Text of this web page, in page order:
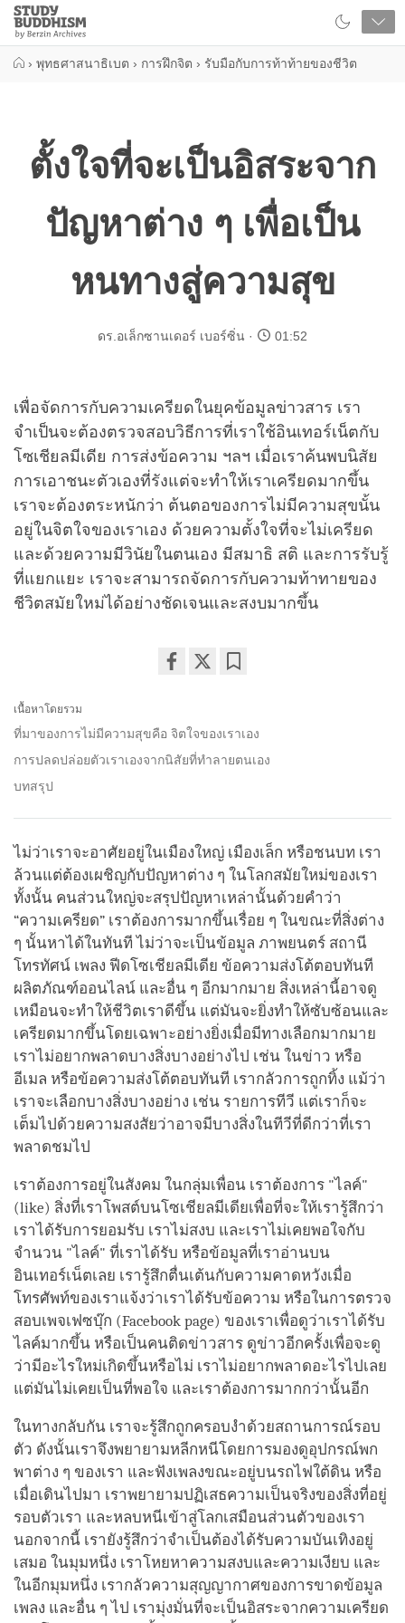
Close
Study
Buddhism
› พุทธศาสนาธิเบต › การฝึกจิต › รับมือกับการท้าท้ายของชีวิต
ตั้งใจที่จะเป็นอิสระจาก
ปัญหาต่าง ๆ เพื่อเป็น
หนทางสู่ความสุข
ดร.อเล็กซานเดอร์ เบอร์ซิ่น 01:52
เพื่อจัดการกับความเครียดในยุคข้อมูลข่าวสาร เรา
จำเป็นจะต้องตรวจสอบวิธีการที่เราใช้อินเทอร์เน็ตกับ
โซเชียลมีเดีย การส่งข้อความ ฯลฯ เมื่อเราค้นพบนิสัย
การเอาชนะตัวเองที่รังแต่จะทำให้เราเครียดมากขึ้น
เราจะต้องตระหนักว่า ต้นตอของการไม่มีความสุขนั้น
อยู่ในจิตใจของเราเอง ด้วยความตั้งใจที่จะไม่เครียด
และด้วยความมีวินัยในตนเอง มีสมาธิ สติ และการรับรู้
ที่แยกแยะ เราจะสามารถจัดการกับความท้าทายของ
ชีวิตสมัยใหม่ได้อย่างชัดเจนและสงบมากขึ้น
facebook
เนื้อหาโดยรวม
ที่มาของการไม่มีความสุขคือ จิตใจของเราเอง
การปลดปล่อยตัวเราเองจากนิสัยที่ทำลายตนเอง
บทสรุป
ไม่ว่าเราจะอาศัยอยู่ในเมืองใหญ่ เมืองเล็ก หรือชนบท เรา
ล้วนแต่ต้องเผชิญกับปัญหาต่าง ๆ ในโลกสมัยใหม่ของเรา
ทั้งนั้น คนส่วนใหญ่จะสรุปปัญหาเหล่านั้นด้วยคำว่า
“ความเครียด” เราต้องการมากขึ้นเรื่อย ๆ ในขณะที่สิ่งต่าง
ๆ นั้นหาได้ในทันที ไม่ว่าจะเป็นข้อมูล ภาพยนตร์ สถานี
โทรทัศน์ เพลง ฟีดโซเชียลมีเดีย ข้อความส่งโต้ตอบทันที
ผลิตภัณฑ์ออนไลน์ และอื่น ๆ อีกมากมาย สิ่งเหล่านี้อาจดู
เหมือนจะทำให้ชีวิตเราดีขึ้น แต่มันจะยิ่งทำให้ซับซ้อนและ
เครียดมากขึ้นโดยเฉพาะอย่างยิ่งเมื่อมีทางเลือกมากมาย
เราไม่อยากพลาดบางสิ่งบางอย่างไป เช่น ในข่าว หรือ
อีเมล หรือข้อความส่งโต้ตอบทันที เรากลัวการถูกทิ้ง แม้ว่า
เราจะเลือกบางสิ่งบางอย่าง เช่น รายการทีวี แต่เราก็จะ
เต็มไปด้วยความสงสัยว่าอาจมีบางสิ่งในทีวีที่ดีกว่าที่เรา
พลาดชมไป
เราต้องการอยู่ในสังคม ในกลุ่มเพื่อน เราต้องการ "ไลค์"
(like) สิ่งที่เราโพสต์บนโซเชียลมีเดียเพื่อที่จะให้เรารู้สึกว่า
เราได้รับการยอมรับ เราไม่สงบ และเราไม่เคยพอใจกับ
จำนวน "ไลค์" ที่เราได้รับ หรือข้อมูลที่เราอ่านบน
อินเทอร์เน็ตเลย เรารู้สึกตื่นเต้นกับความคาดหวังเมื่อ
โทรศัพท์ของเราแจ้งว่าเราได้รับข้อความ หรือในการตรวจ
สอบเพจเฟซบุ๊ก (Facebook page) ของเราเพื่อดูว่าเราได้รับ
ไลค์มากขึ้น หรือเป็นคนติดข่าวสาร ดูข่าวอีกครั้งเพื่อจะดู
ว่ามีอะไรใหม่เกิดขึ้นหรือไม่ เราไม่อยากพลาดอะไรไปเลย
แต่มันไม่เคยเป็นที่พอใจ และเราต้องการมากกว่านั้นอีก
ในทางกลับกัน เราจะรู้สึกถูกครอบงำด้วยสถานการณ์รอบ
ตัว ดังนั้นเราจึงพยายามหลีกหนีโดยการมองดูอุปกรณ์พก
พาต่าง ๆ ของเรา และฟังเพลงขณะอยู่บนรถไฟใต้ดิน หรือ
เมื่อเดินไปมา เราพยายามปฏิเสธความเป็นจริงของสิ่งที่อยู่
รอบตัวเรา และหลบหนีเข้าสู่โลกเสมือนส่วนตัวของเรา
นอกจากนี้ เรายังรู้สึกว่าจำเป็นต้องได้รับความบันเทิงอยู่
เสมอ ในมุมหนึ่ง เราโหยหาความสงบและความเงียบ และ
ในอีกมุมหนึ่ง เรากลัวความสุญญากาศของการขาดข้อมูล
เพลง และอื่น ๆ ไป เรามุ่งมั่นที่จะเป็นอิสระจากความเครียด